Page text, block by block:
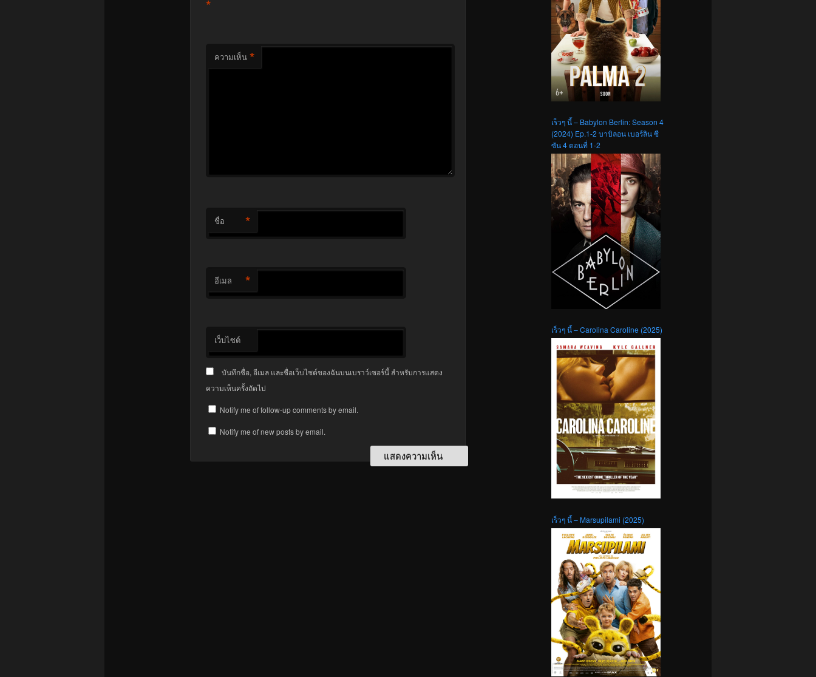
*
ความเห็น *
ชื่อ *
อีเมล *
เว็บไซต์
บันทึกชื่อ, อีเมล และชื่อเว็บไซต์ของฉันบนเบราว์เซอร์นี้ สำหรับการแสดง
ความเห็นครั้งถัดไป
Notify me of follow-up comments by email.
Notify me of new posts by email.
เร็วๆ นี้ – Babylon Berlin: Season 4
(2024) Ep.1-2 บาบิลอน เบอร์ลิน ซี
ซัน 4 ตอนที่ 1-2
เร็วๆ นี้ – Carolina Caroline (2025)
เร็วๆ นี้ – Marsupilami (2025)